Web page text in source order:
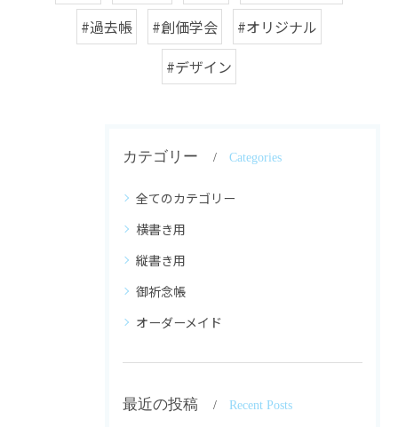
#過去帳
#創価学会
#オリジナル
#デザイン
カテゴリー Categories
全てのカテゴリー
横書き用
縦書き用
御祈念帳
オーダーメイド
最近の投稿 Recent Posts